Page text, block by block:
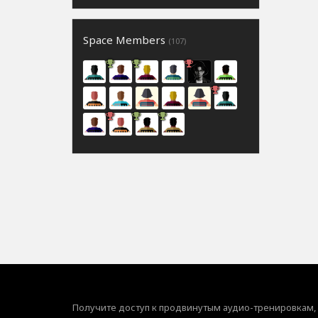
Space Members (107)
Получите доступ к продвинутым аудио-тренировкам,